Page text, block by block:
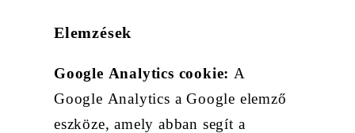
Elemzések
Google Analytics cookie: A
Google Analytics a Google elemző
eszköze, amely abban segít a